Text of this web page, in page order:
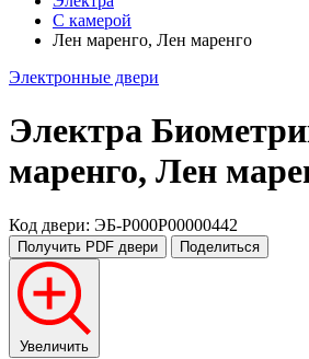
С камерой
Лен маренго, Лен маренго
Электронные двери
Электра
маренго, Лен
Код двери: ЭБ-P000P00000442
Получить PDF двери Поделиться
Увеличить